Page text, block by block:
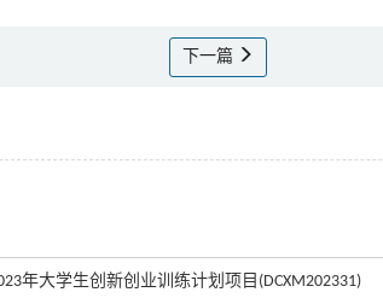
下一篇
年大学生创新创业训练计划项目(DCXM202331)